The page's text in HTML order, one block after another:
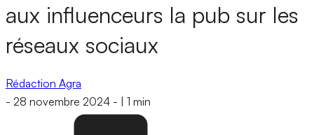
aux influenceurs la pub sur les
réseaux sociaux
Rédaction Agra
- 28 novembre 2024 - 1 min